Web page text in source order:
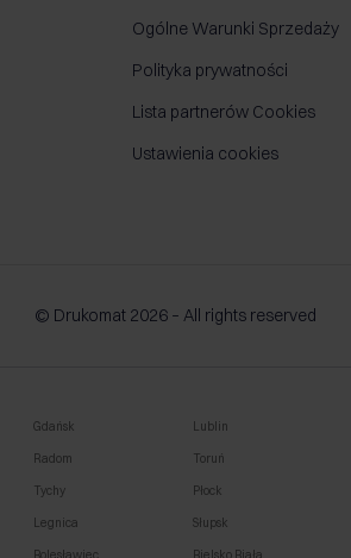
Ogólne Warunki Sprzedaży
Polityka prywatności
Lista partnerów Cookies
Ustawienia cookies
© Drukomat 2026 – All rights reserved
Gdańsk Lublin
Radom Toruń
Tychy Płock
Legnica Słupsk